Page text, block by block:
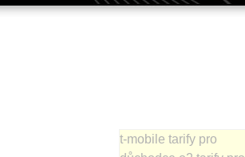
t-mobile tarify pro